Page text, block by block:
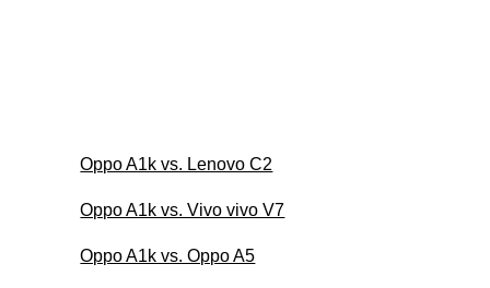
Oppo A1k vs. Lenovo C2
Oppo A1k vs. Vivo vivo V7
Oppo A1k vs. Oppo A5